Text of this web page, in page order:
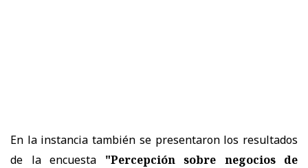
En la instancia también se presentaron los resultados
de la encuesta "Percepción sobre negocios de